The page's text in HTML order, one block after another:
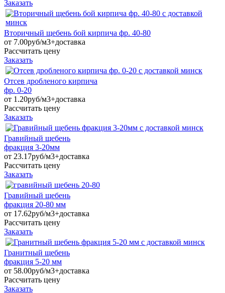
Заказать
Вторичный щебень бой кирпича фр. 40-80
от 7.00руб/м3+доставка
Рассчитать цену
Заказать
Отсев дробленого кирпича
фр. 0-20
от 1.20руб/м3+доставка
Рассчитать цену
Заказать
Гравийный щебень
фракция 3-20мм
от 23.17руб/м3+доставка
Рассчитать цену
Заказать
Гравийный щебень
фракция 20-80 мм
от 17.62руб/м3+доставка
Рассчитать цену
Заказать
Гранитный щебень
фракция 5-20 мм
от 58.00руб/м3+доставка
Рассчитать цену
Заказать